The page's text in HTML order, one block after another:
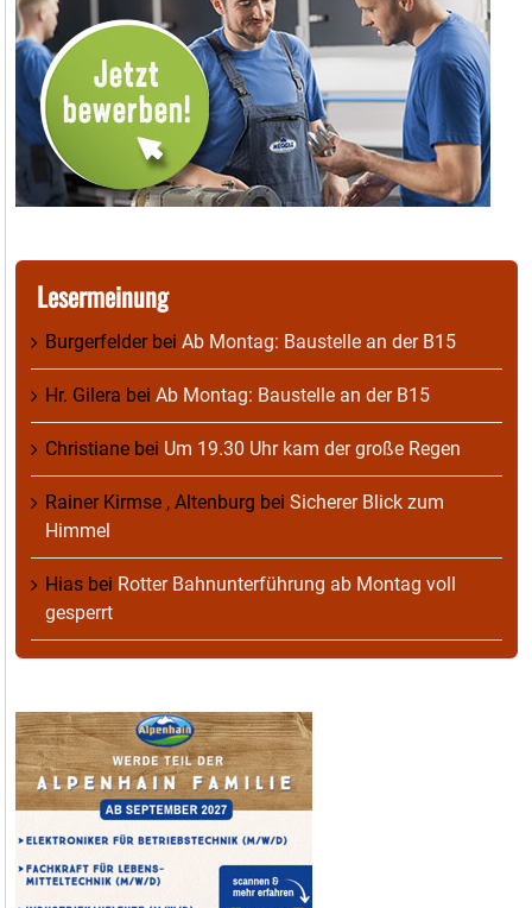
Lesermeinung
Burgerfelderbei Ab Montag: Baustelle an der B15
Hr. Gilera bei Ab Montag: Baustelle an der B15
Christiane bei Um 19.30 Uhr kam der große Regen
Rainer Kirmse , Altenburg bei Sicherer Blick zum
Himmel
Hias bei Rotter Bahnunterführung ab Montag voll
gesperrt